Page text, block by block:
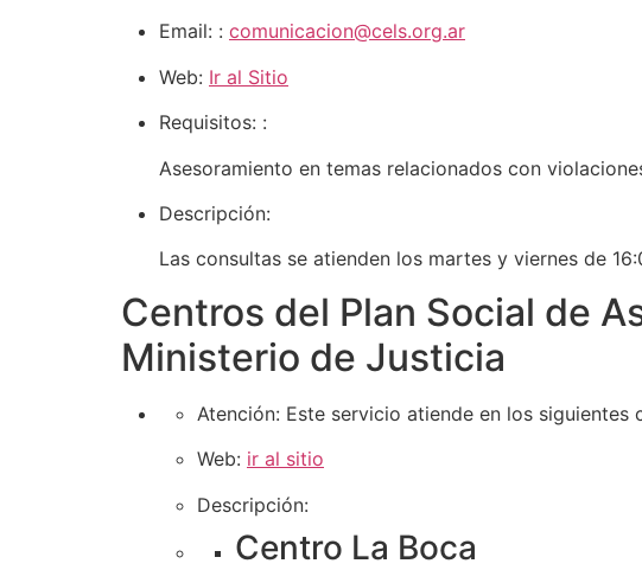
Email: : comunicacion@cels.org.ar
Web: Ir al Sitio
Requisitos: :
Asesoramiento en temas relacionados con
Descripción:
Las consultas se atienden los martes y viernes de
Centros del Plan Social de
Ministerio de Justicia
Atención: Este servicio atiende en los siguientes
Web: ir al sitio
Descripción:
Centro La Boca